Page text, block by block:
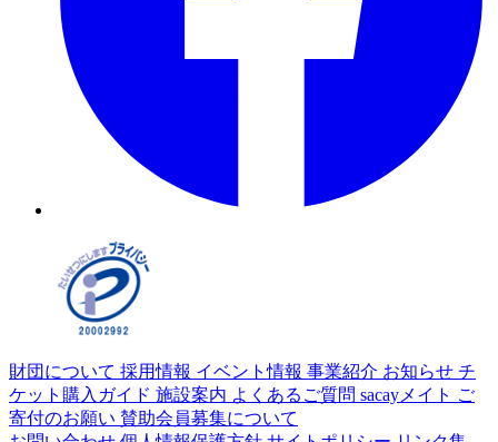
財団について 採用情報 イベント情報 事業紹介 お知らせ チ
ケット購入ガイド 施設案内 よくあるご質問 sacayメイト ご
寄付のお願い 賛助会員募集について